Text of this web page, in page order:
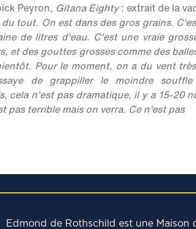
Peyron, Gitana Eighty: extrait de la
tout. On est dans des gros grains.
de litres d'eau. C'est une vraie
et des gouttes grosses comme des
Pour le moment, on a du vent
de grappiller le moindre
cela n'est pas dramatique, il y a 15-20
pas terrible mais on verra. Ce n'est pas
Edmond de Rothschild est une Maison